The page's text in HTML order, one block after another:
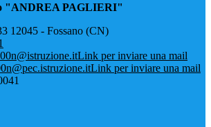
"ANDREA PAGLIERI"
12045 - Fossano (CN)
Link per inviare una mail
Link per inviare una mail